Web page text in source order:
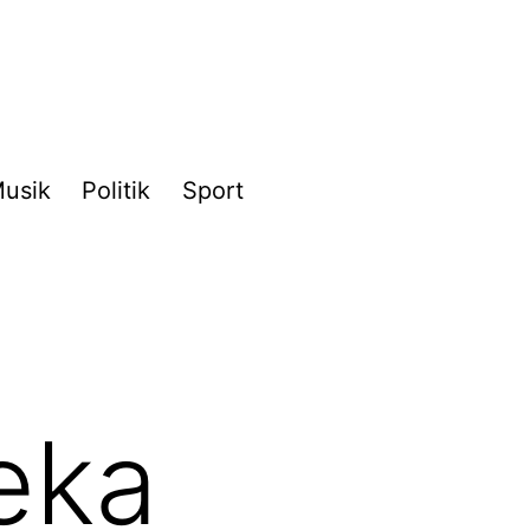
Politik Sport